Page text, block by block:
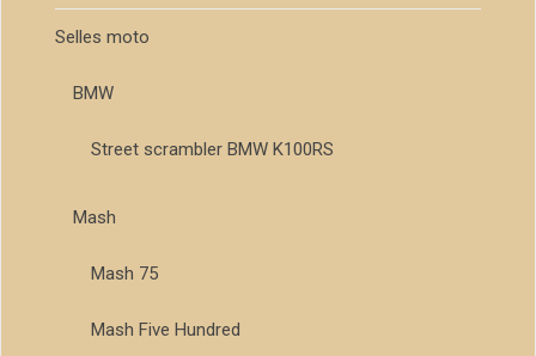
Selles moto
BMW
Street scrambler BMW K100RS
Mash
Mash 75
Mash Five Hundred